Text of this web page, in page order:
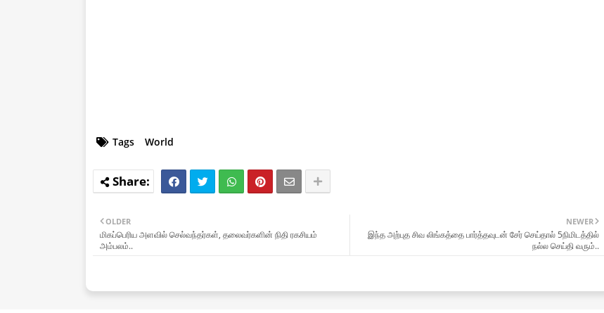
Tags World
NEWER
இந்த அற்புத சிவ லிங்கத்தை பார்த்தவுடன் சேர் செய்தால் 5நிமிடத்தில்
நல்ல செய்தி வரும்..
OLDER
மிகப்பெரிய அளவில் செல்வந்தர்கள், தலைவர்களின் நிதி ரகசியம்
அம்பலம்..